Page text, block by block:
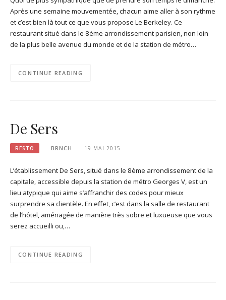
Après une semaine mouvementée, chacun aime aller à son rythme
et c’est bien là tout ce que vous propose Le Berkeley. Ce
restaurant situé dans le 8ème arrondissement parisien, non loin
de la plus belle avenue du monde et de la station de métro…
CONTINUE READING
De Sers
RESTO BRNCH 19 MAI 2015
L’établissement De Sers, situé dans le 8ème arrondissement de la
capitale, accessible depuis la station de métro Georges V, est un
lieu atypique qui aime s’affranchir des codes pour mieux
surprendre sa clientèle. En effet, c’est dans la salle de restaurant
de l’hôtel, aménagée de manière très sobre et luxueuse que vous
serez accueilli ou,…
CONTINUE READING